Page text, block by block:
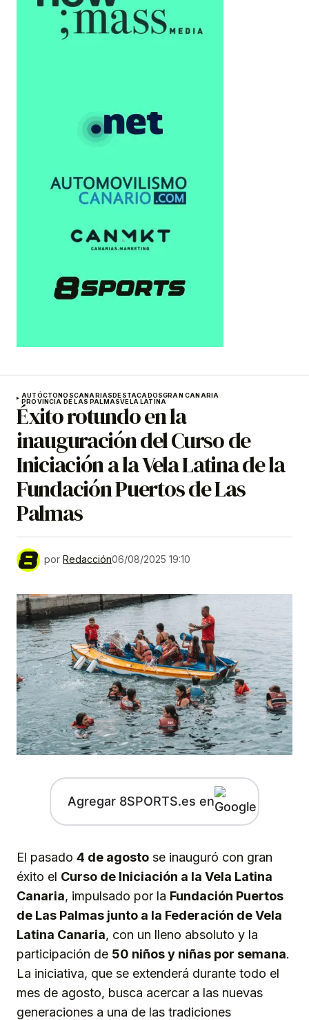
AUTÓCTONOSCANARIASDESTACADOSGRAN CANARIA
PROVINCIA DE LAS PALMASVELA LATINA
Éxito rotundo en la
inauguración del Curso de
Iniciación a la Vela Latina de la
Fundación Puertos de Las
Palmas
por Redacción06/08/2025 19:10
Agregar 8SPORTS.es en
El pasado 4 de agosto se inauguró con gran
éxito el Curso de Iniciación a la Vela Latina
Canaria, impulsado por la Fundación Puertos
de Las Palmas junto a la Federación de Vela
Latina Canaria, con un lleno absoluto y la
participación de 50 niños y niñas por semana.
La iniciativa, que se extenderá durante todo el
mes de agosto, busca acercar a las nuevas
generaciones a una de las tradiciones